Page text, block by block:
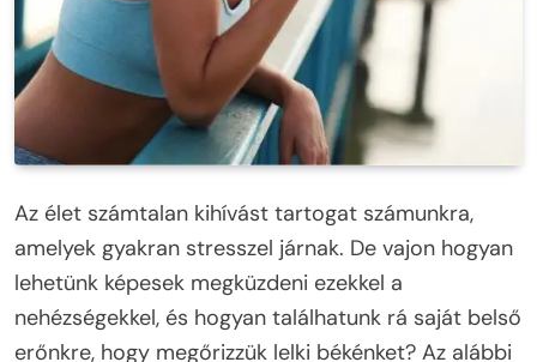
Az élet számtalan kihívást tartogat számunkra,
amelyek gyakran stresszel járnak. De vajon hogyan
lehetünk képesek megküzdeni ezekkel a
nehézségekkel, és hogyan találhatunk rá saját belső
erőnkre, hogy megőrizzük lelki békénket? Az alábbi